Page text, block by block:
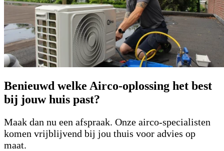
Benieuwd welke Airco-oplossing het best
bij jouw huis past?
Maak dan nu een afspraak. Onze airco-specialisten
komen vrijblijvend bij jou thuis voor advies op
maat.